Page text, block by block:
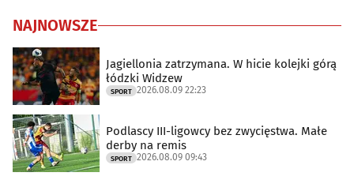
NAJNOWSZE
Jagiellonia zatrzymana. W hicie kolejki górą
łódzki Widzew
SPORT 2026.08.09 22:23
Podlascy III-ligowcy bez zwycięstwa. Małe
derby na remis
SPORT 2026.08.09 09:43